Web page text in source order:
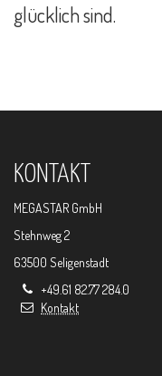
glücklich sind.
KONTAKT
MEGASTAR GmbH
Stehnweg 2
63500 Seligenstadt
+49.61 82.77 284.0
Kontakt